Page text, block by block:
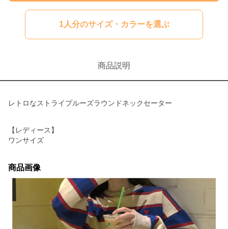
1人分のサイズ・カラーを選ぶ
商品説明
レトロなストライプルーズラウンドネックセーター
【レディース】
ワンサイズ
商品画像